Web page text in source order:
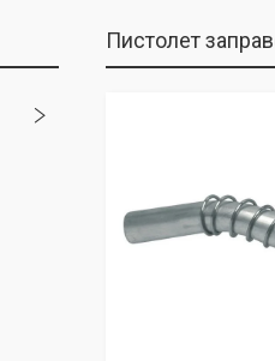
Пистолет